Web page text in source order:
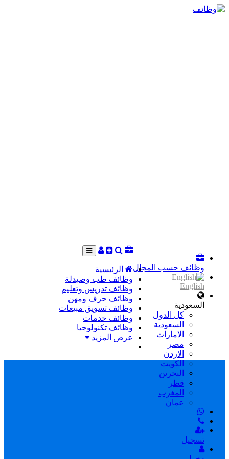
وظائف حسب المجال
English
السعودية
كل الدول
السعودية
الامارات
مصر
الاردن
الكويت
البحرين
قطر
المغرب
عمان
تسجيل
الرئيسية
وظائف طب وصيدلة
وظائف تدريس وتعليم
وظائف حرف ومهن
وظائف تسويق مبيعات
وظائف خدمات
وظائف تكنولوجيا
عرض المزيد